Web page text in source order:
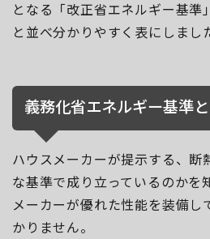
となる「改正省エネルギー基準
と並べ分かりやすく表にしまし
義務化省エネルギー基準
ハウスメーカーが提示する、断
な基準で成り立っているのかを
メーカーが優れた性能を装備し
かりません。